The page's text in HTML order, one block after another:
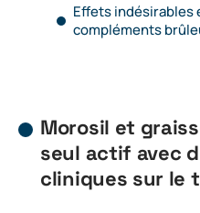
Effets indésirables
compléments
Morosil et
seul actif avec
cliniques sur le